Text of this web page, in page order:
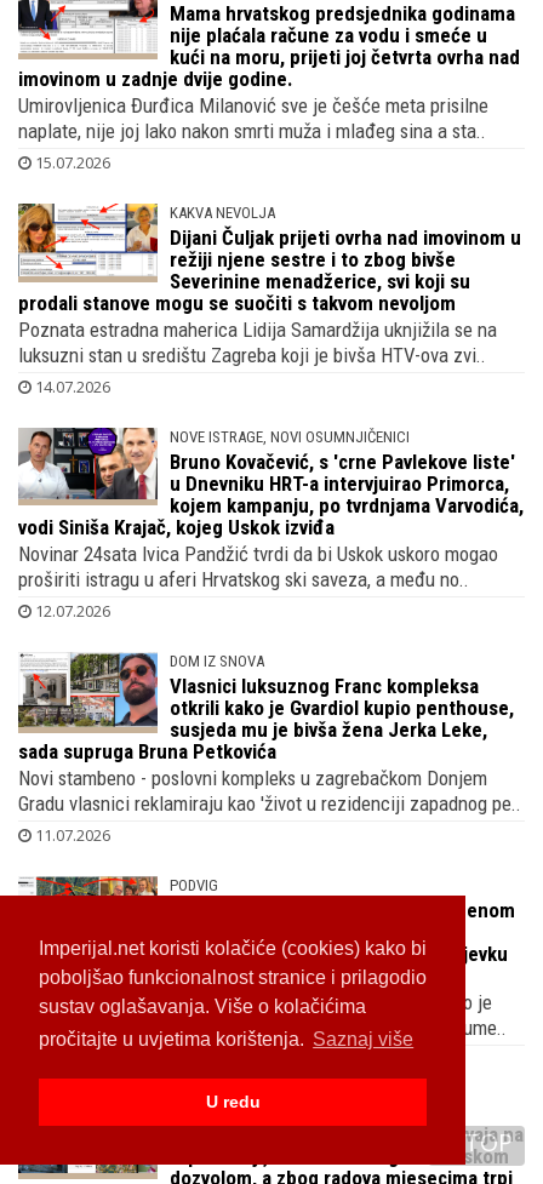
Imperijal.net koristi kolačiće (cookies) kako bi
poboljšao funkcionalnost stranice i prilagodio
sustav oglašavanja. Više o kolačićima
pročitajte u uvjetima korištenja. Saznaj više
U redu
Mama hrvatskog predsjednika godinama
nije plaćala račune za vodu i smeće u
kući na moru, prijeti joj četvrta ovrha nad
imovinom u zadnje dvije godine.
Umirovljenica Đurđica Milanović sve je češće meta prisilne
naplate, nije joj lako nakon smrti muža i mlađeg sina a sta..
15.07.2026
KAKVA NEVOLJA
Dijani Čuljak prijeti ovrha nad imovinom u
režiji njene sestre i to zbog bivše
Severinine menadžerice, svi koji su
prodali stanove mogu se suočiti s takvom nevoljom
Poznata estradna maherica Lidija Samardžija uknjižila se na
luksuzni stan u središtu Zagreba koji je bivša HTV-ova zvi..
14.07.2026
NOVE ISTRAGE, NOVI OSUMNJIČENICI
Bruno Kovačević, s 'crne Pavlekove liste'
u Dnevniku HRT-a intervjuirao Primorca,
kojem kampanju, po tvrdnjama Varvodića,
vodi Siniša Krajač, kojeg Uskok izviđa
Novinar 24sata Ivica Pandžić tvrdi da bi Uskok uskoro mogao
proširiti istragu u aferi Hrvatskog ski saveza, a među no..
12.07.2026
DOM IZ SNOVA
Vlasnici luksuznog Franc kompleksa
otkrili kako je Gvardiol kupio penthouse,
susjeda mu je bivša žena Jerka Leke,
sada supruga Bruna Petkovića
Novi stambeno - poslovni kompleks u zagrebačkom Donjem
Gradu vlasnici reklamiraju kao 'život u rezidenciji zapadnog pe..
11.07.2026
PODVIG
Na top lokaciji u Zagrebu vilu s bazenom
Mihaljević i supruga Sandra, Trešnjevku
mijenjaju Jelenovcem
Poznati glazbeno-producentski par u siječnju 2022. kupio je
atraktivnu parcelu na Črnomercu tik do zaštićene park šume..
NEBU POD OBLAKE
Niče vila bivšeg Vatrenog Tina Jedvaja na
top lokaciji, nema table s građevinskom
dozvolom, a zbog radova mjesecima trpi
TOP